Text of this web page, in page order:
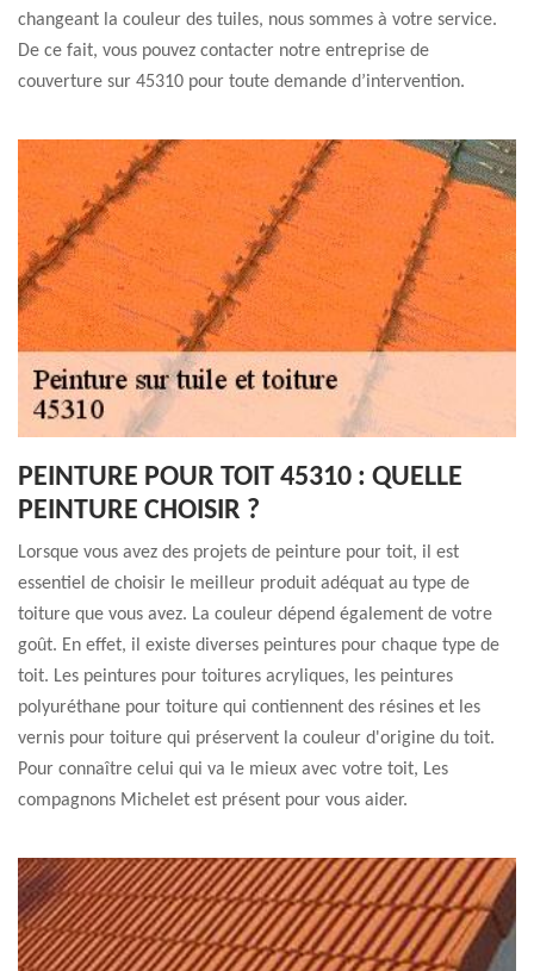
changeant la couleur des tuiles, nous sommes à votre service.
De ce fait, vous pouvez contacter notre entreprise de
couverture sur 45310 pour toute demande d’intervention.
PEINTURE POUR TOIT 45310 : QUELLE
PEINTURE CHOISIR ?
Lorsque vous avez des projets de peinture pour toit, il est
essentiel de choisir le meilleur produit adéquat au type de
toiture que vous avez. La couleur dépend également de votre
goût. En effet, il existe diverses peintures pour chaque type de
toit. Les peintures pour toitures acryliques, les peintures
polyuréthane pour toiture qui contiennent des résines et les
vernis pour toiture qui préservent la couleur d'origine du toit.
Pour connaître celui qui va le mieux avec votre toit, Les
compagnons Michelet est présent pour vous aider.